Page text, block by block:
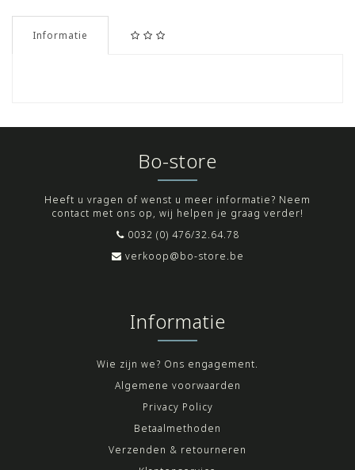
Informatie
Bo-store
Heeft u vragen of wenst u meer informatie? Neem
contact met ons op, wij helpen je graag verder!
0032 (0) 476/32.64.78
verkoop@bo-store.be
Informatie
Wie zijn we? Ons engagement.
Algemene voorwaarden
Privacy Policy
Betaalmethoden
Verzenden & retourneren